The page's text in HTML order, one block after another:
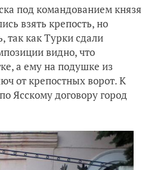
под командованием князя
взять крепость, но
так как Турки сдали
видно, что
а ему на подушке из
от крепостных ворот. К
Ясскому договору город